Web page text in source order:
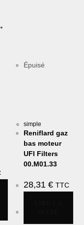
Épuisé
simple
Reniflard gaz
bas moteur
UFI Filters
00.M01.33
28,31 € TTC